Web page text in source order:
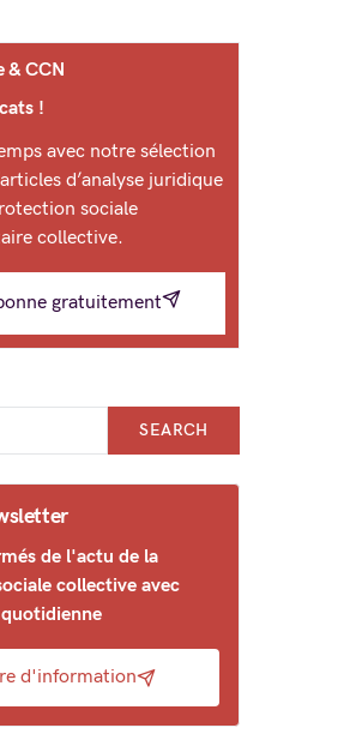
& CCN
!
avec notre sélection
d’analyse juridique
sociale
collective.
gratuitement
SEARCH
de l'actu de la
collective avec
d'information